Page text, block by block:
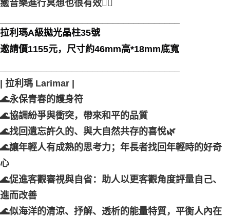
癒音樂進行冥想也很有效🧘‍♀️
拉利瑪A級拋光晶柱35號
邀請價1155元，尺寸約46mm高*18mm底寬
| 拉利瑪 Larimar |
🌊永保青春的護身符
🌊協調紛爭與衝突，帶來和平的品質
🌊找回遺忘許久的、與大自然共存的喜悅🌿
🌊讓年輕人有成熟的思考力；年長者找回年輕時的好奇
心
🌊促進客觀審視與自省：助人以更客觀角度評量自己、
進而改善
🌊似海洋的清涼、抒解、透析的能量特質，平衡人內在